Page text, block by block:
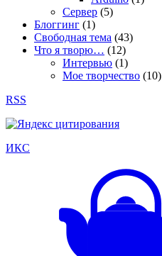
Сервер (5)
Блоггинг (1)
Свободная тема (43)
Что я творю… (12)
Интервью (1)
Мое творчество (10)
RSS
ИКС